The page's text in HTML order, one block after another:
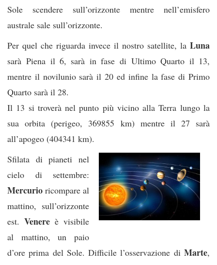
Sole scendere sull’orizzonte mentre nell’emisfero
australe sale sull’orizzonte.
Per quel che riguarda invece il nostro satellite, la Luna
sarà Piena il 6, sarà in fase di Ultimo Quarto il 13,
mentre il novilunio sarà il 20 ed infine la fase di Primo
Quarto sarà il 28.
Il 13 si troverà nel punto più vicino alla Terra lungo la
sua orbita (perigeo, 369855 km) mentre il 27 sarà
all’apogeo (404341 km).
Sfilata di pianeti nel
cielo di settembre:
Mercurio ricompare al
mattino, sull’orizzonte
est. Venere è visibile
al mattino, un paio
d’ore prima del Sole. Difficile l’osservazione di Marte,